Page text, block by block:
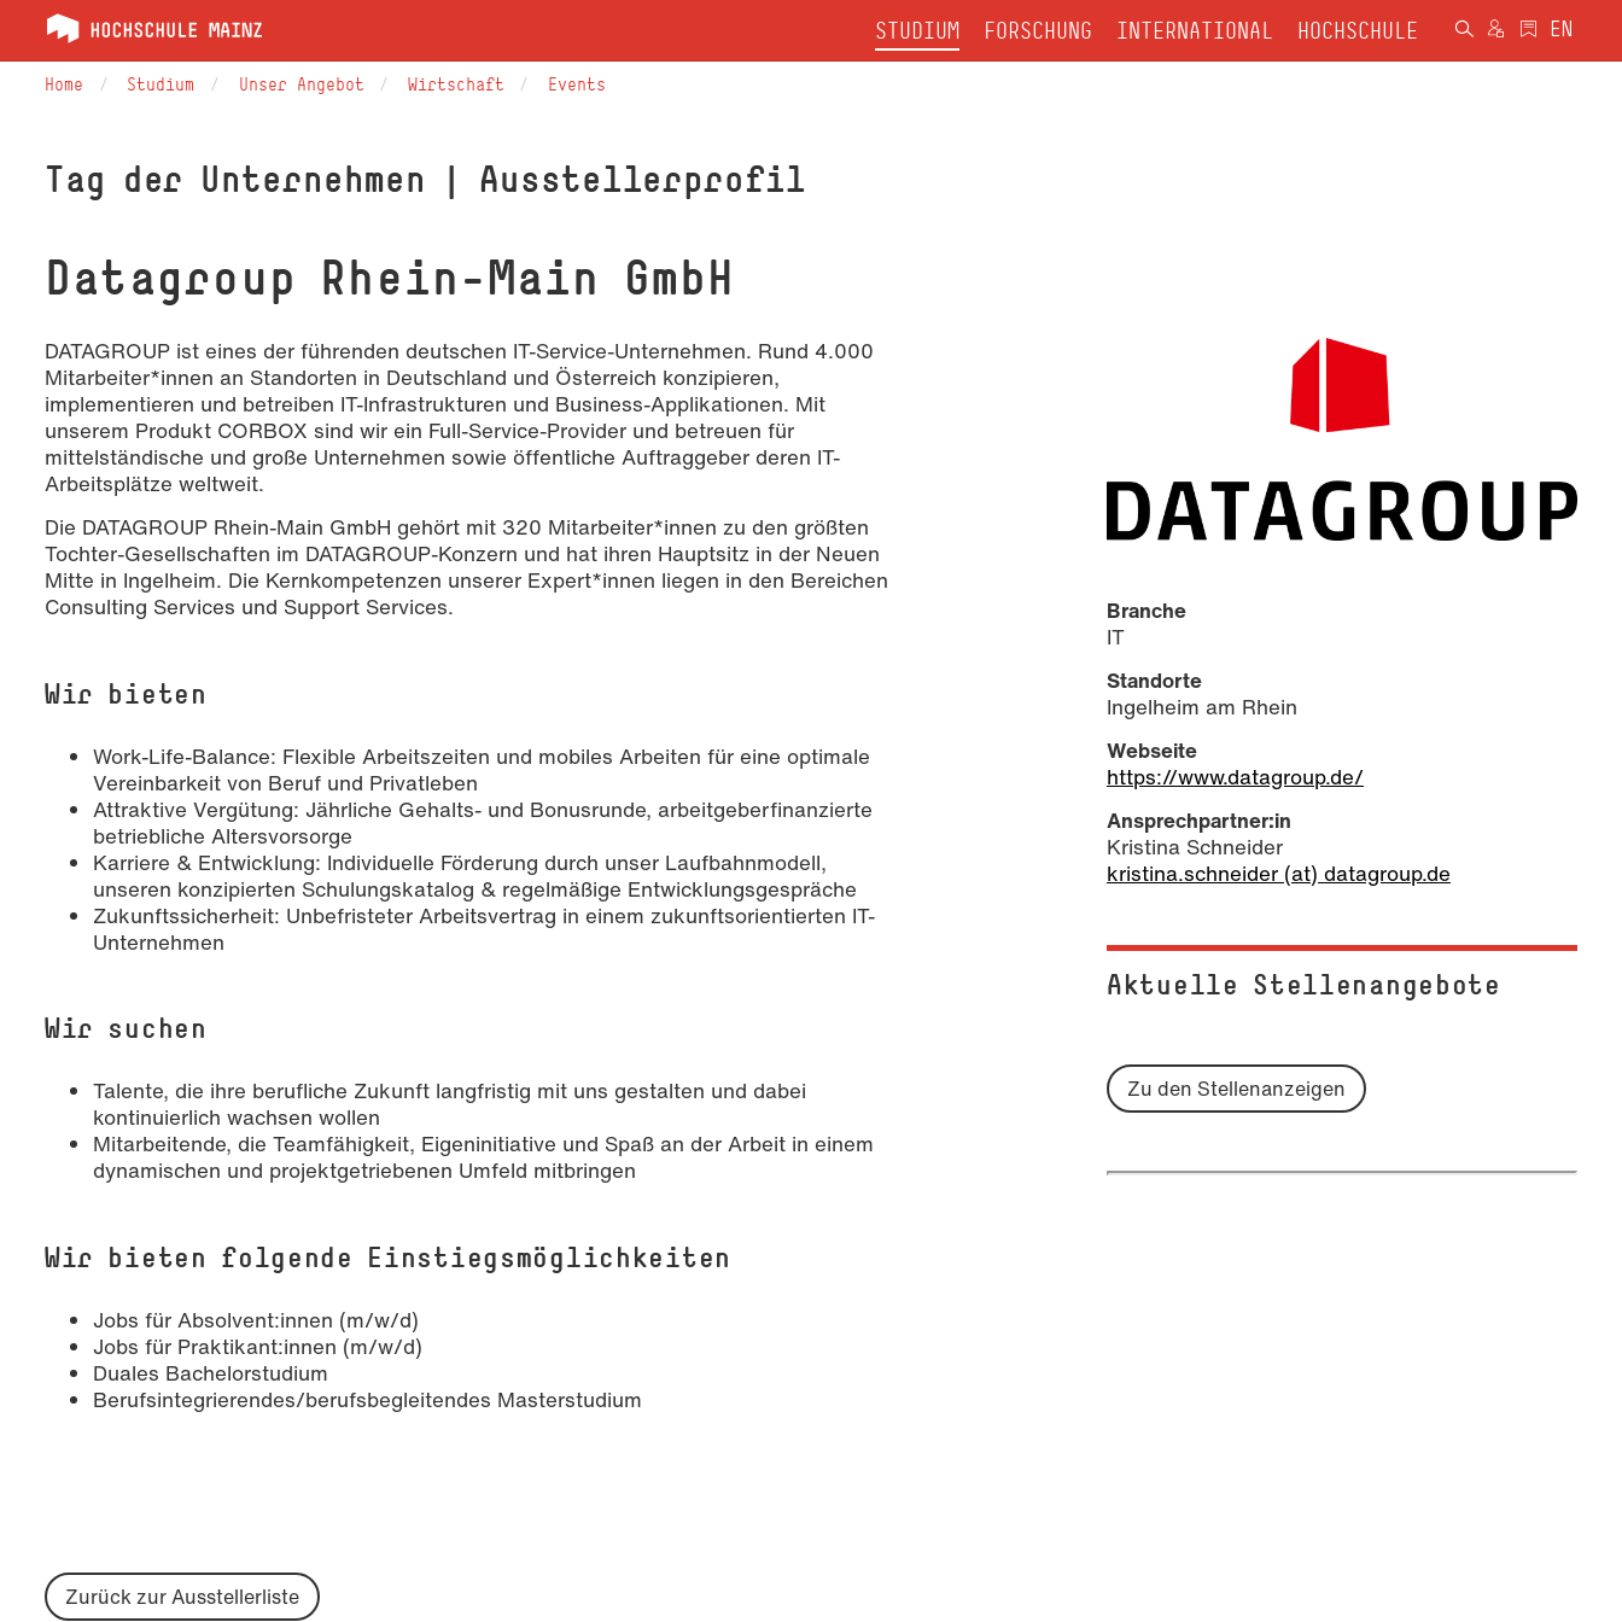
STUDIUM FORSCHUNG INTERNATIONAL HOCHSCHULE
Home Studium Unser Angebot Wirtschaft Events
Tag der Unternehmen | Ausstellerprofil
Datagroup Rhein-Main GmbH
DATAGROUP ist eines der führenden deutschen IT-Service-Unternehmen. Rund 4.000
Mitarbeiter*innen an Standorten in Deutschland und Österreich konzipieren,
implementieren und betreiben IT-Infrastrukturen und Business-Applikationen. Mit
unserem Produkt CORBOX sind wir ein Full-Service-Provider und betreuen für
mittelständische und große Unternehmen sowie öffentliche Auftraggeber deren IT-
Arbeitsplätze weltweit.
Die DATAGROUP Rhein-Main GmbH gehört mit 320 Mitarbeiter*innen zu den größten
Tochter-Gesellschaften im DATAGROUP-Konzern und hat ihren Hauptsitz in der Neuen
Mitte in Ingelheim. Die Kernkompetenzen unserer Expert*innen liegen in den Bereichen
Consulting Services und Support Services.
Wir bieten
Work-Life-Balance: Flexible Arbeitszeiten und mobiles Arbeiten für eine optimale
Vereinbarkeit von Beruf und Privatleben
Attraktive Vergütung: Jährliche Gehalts- und Bonusrunde, arbeitgeberfinanzierte
betriebliche Altersvorsorge
Karriere & Entwicklung: Individuelle Förderung durch unser Laufbahnmodell,
unseren konzipierten Schulungskatalog & regelmäßige Entwicklungsgespräche
Zukunftssicherheit: Unbefristeter Arbeitsvertrag in einem zukunftsorientierten IT-
Unternehmen
Wir suchen
Talente, die ihre berufliche Zukunft langfristig mit uns gestalten und dabei
kontinuierlich wachsen wollen
Mitarbeitende, die Teamfähigkeit, Eigeninitiative und Spaß an der Arbeit in einem
dynamischen und projektgetriebenen Umfeld mitbringen
Wir bieten folgende Einstiegsmöglichkeiten
Jobs für Absolvent:innen (m/w/d)
Jobs für Praktikant:innen (m/w/d)
Duales Bachelorstudium
Berufsintegrierendes/berufsbegleitendes Masterstudium
Branche
IT
Standorte
Ingelheim am Rhein
Webseite
https://www.datagroup.de/
Ansprechpartner:in
Kristina Schneider
kristina.schneider (at) datagroup.de
Aktuelle Stel­len­an­ge­bo­te
Zu den Stellenanzeigen
Zurück zur Ausstellerliste